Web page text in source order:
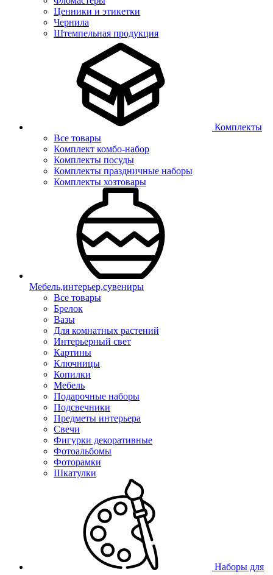
Ценники и этикетки
Чернила
Штемпельная продукция
Комплекты
Все товары
Комплект комбо-набор
Комплекты посуды
Комплекты праздничные наборы
Комплекты хозтовары
Мебель,интерьер,сувениры
Все товары
Брелок
Вазы
Для комнатных растений
Интерьерный свет
Картины
Ключницы
Копилки
Мебель
Подарочные наборы
Подсвечники
Предметы интерьера
Свечи
Фигурки декоративные
Фотоальбомы
Фоторамки
Шкатулки
Наборы для